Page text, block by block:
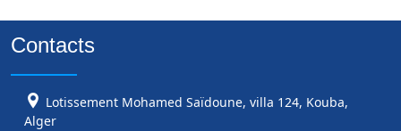
Contacts
Lotissement Mohamed Saïdoune, villa 124, Kouba,
Alger